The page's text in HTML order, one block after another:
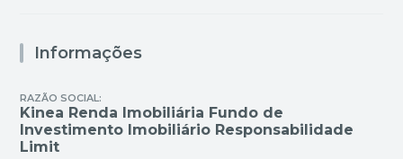
Informações
RAZÃO SOCIAL:
Kinea Renda Imobiliária Fundo de
Investimento Imobiliário Responsabilidade
Limit